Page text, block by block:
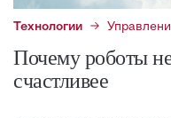
Технологии
Почему роботы
счастливее